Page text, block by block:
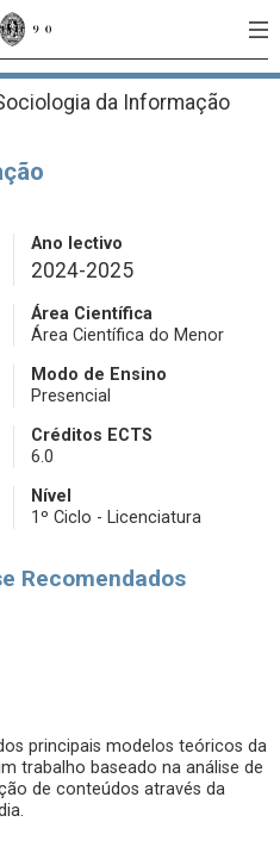
da Informação
Ano lectivo
2024-2025
Área Científica
Área Científica do Menor
Modo de Ensino
Presencial
Créditos ECTS
6.0
Nível
1º Ciclo - Licenciatura
Recomendados
principais modelos teóricos da
trabalho baseado na análise de
de conteúdos através da